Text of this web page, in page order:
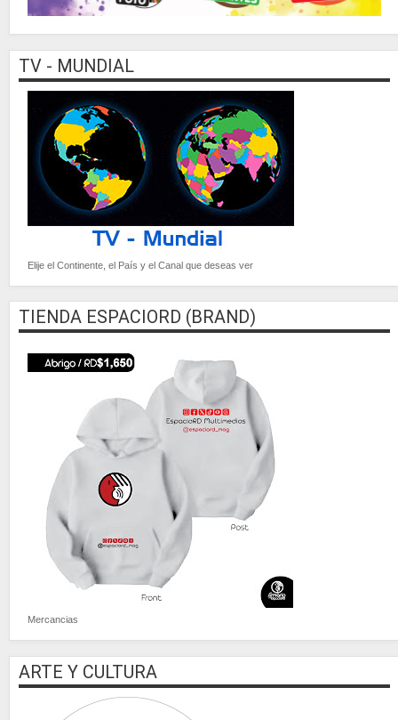
TV - MUNDIAL
Elije el Continente, el País y el Canal que deseas ver
TIENDA ESPACIORD (BRAND)
Mercancias
ARTE Y CULTURA